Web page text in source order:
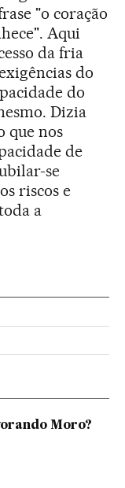
"o coração
Aqui
da fria
do
do
Dizia
que nos
de
se
riscos e
a
Moro?